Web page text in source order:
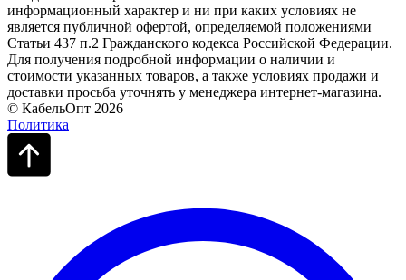
информационный характер и ни при каких условиях не
является публичной офертой, определяемой положениями
Статьи 437 п.2 Гражданского кодекса Российской Федерации.
Для получения подробной информации о наличии и
стоимости указанных товаров, а также условиях продажи и
доставки просьба уточнять у менеджера интернет-магазина.
© КабельОпт 2026
Политика